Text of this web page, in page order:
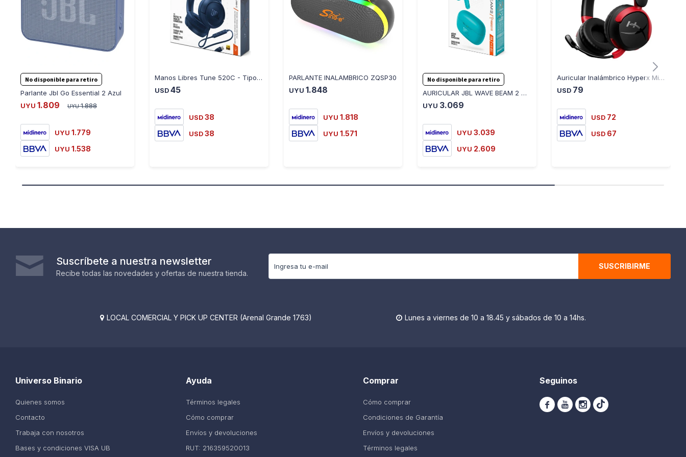
No disponible para retiro
Parlante Jbl Go Essential 2 Azul
UYU 1.809 UYU 1.888
UYU 1.779
UYU 1.538
Manos Libres Tune 520C - Tipo C - Azul - JBLT520CBLUAM - JBL - LILA
USD 45
USD 38
USD 38
PARLANTE INALAMBRICO ZQSP30
UYU 1.848
UYU 1.818
UYU 1.571
No disponible para retiro
AURICULAR JBL WAVE BEAM 2 AZUL BLUETOOTH
UYU 3.069
UYU 3.039
UYU 2.609
Auricular Inalámbrico Hyperx Mini Cloud
USD 79
USD 72
USD 67
Suscríbete a nuestra newsletter
Recibe todas las novedades y ofertas de nuestra tienda.
SUSCRIBIRME
 LOCAL COMERCIAL Y PICK UP CENTER (Arenal Grande 1763)  Lunes a viernes de 10 a 18.45 y sábados de 10 a 14hs.
Ayuda
Términos legales
Cómo comprar
Envíos y devoluciones
RUT: 216359520013
Universo Binario
Quienes somos
Contacto
Trabaja con nosotros
Bases y condiciones VISA UB
Comprar
Cómo comprar
Condiciones de Garantía
Envíos y devoluciones
Términos legales
Seguinos
  